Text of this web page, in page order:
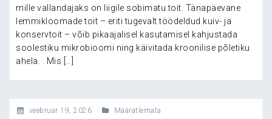
mille vallandajaks on liigile sobimatu toit. Tänapäevane
lemmikloomade toit – eriti tugevalt töödeldud kuiv- ja
konservtoit – võib pikaajalisel kasutamisel kahjustada
soolestiku mikrobioomi ning käivitada kroonilise põletiku
ahela. . Mis […]
veebruar 19, 2026 Määratlemata